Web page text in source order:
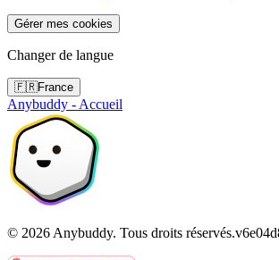
Gérer mes cookies
Changer de langue
🇫🇷France
Anybuddy - Accueil
© 2026 Anybuddy. Tous droits réservés.v